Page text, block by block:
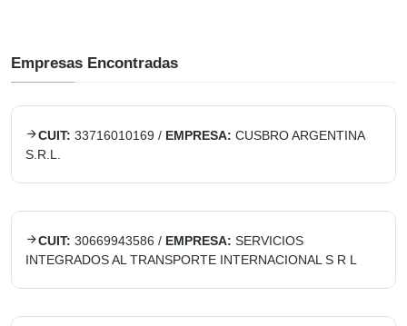
Empresas Encontradas
CUIT: 33716010169 / EMPRESA: CUSBRO ARGENTINA
S.R.L.
CUIT: 30669943586 / EMPRESA: SERVICIOS
INTEGRADOS AL TRANSPORTE INTERNACIONAL S R L